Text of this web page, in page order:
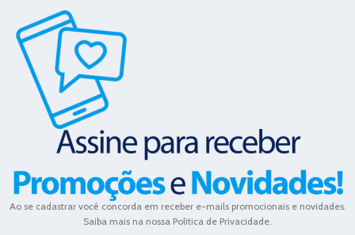
Ao se cadastrar você concorda em receber e-mails promocionais e novidades.
Saiba mais na nossa Politica de Privacidade.